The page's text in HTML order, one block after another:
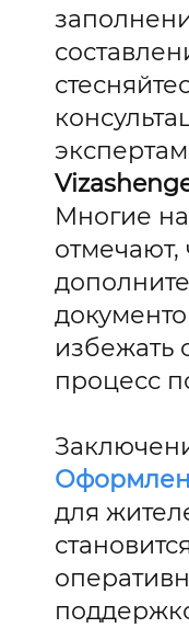
Многие
отмечают,
избежать
процесс
для